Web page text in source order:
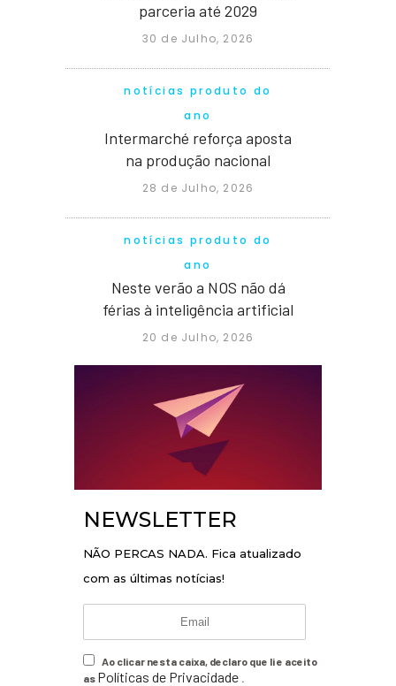
parceria até 2029
30 de Julho, 2026
notícias produto do
ano
Intermarché reforça aposta
na produção nacional
28 de Julho, 2026
notícias produto do
ano
Neste verão a NOS não dá
férias à inteligência artificial
20 de Julho, 2026
NEWSLETTER
NÃO PERCAS NADA. Fica atualizado
com as últimas notícias!
Ao clicar nesta caixa, declaro que li e aceito
as Políticas de Privacidade